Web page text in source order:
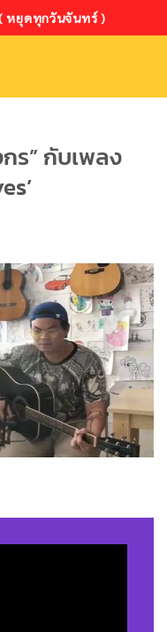
หยุดทุกวันจันทร์ )
ร” กับเพลง